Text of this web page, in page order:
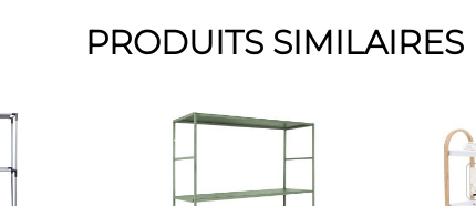
PRODUITS SIMILAIRES